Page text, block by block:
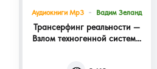
Аудиокниги Mp3 Вадим Зеланд
Трансерфинг реальности —
Взлом техногенной системы